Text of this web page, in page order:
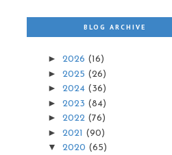
BLOG ARCHIVE
► 2026 (16)
► 2025 (26)
► 2024 (36)
► 2023 (84)
► 2022 (76)
► 2021 (90)
▼ 2020 (65)